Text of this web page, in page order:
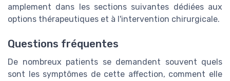
amplement dans les sections suivantes dédiées aux
options thérapeutiques et à l'intervention chirurgicale.
Questions fréquentes
De nombreux patients se demandent souvent quels
sont les symptômes de cette affection, comment elle